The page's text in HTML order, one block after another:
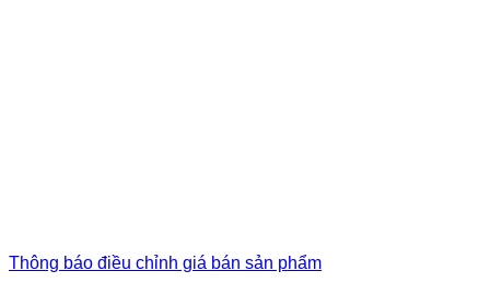
Thông báo điều chỉnh giá bán sản phẩm